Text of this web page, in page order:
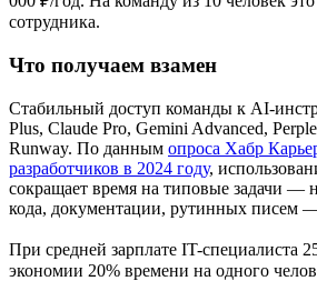
сотрудника.
Что получаем взамен
Стабильный доступ команды к AI-
Plus, Claude Pro, Gemini Advanced,
Runway. По данным опроса Хабр
разработчиков в 2024 году,
сокращает время на типовые задачи —
кода, документации, рутинных писем
При средней зарплате IT-специалиста
экономии 20% времени на одного